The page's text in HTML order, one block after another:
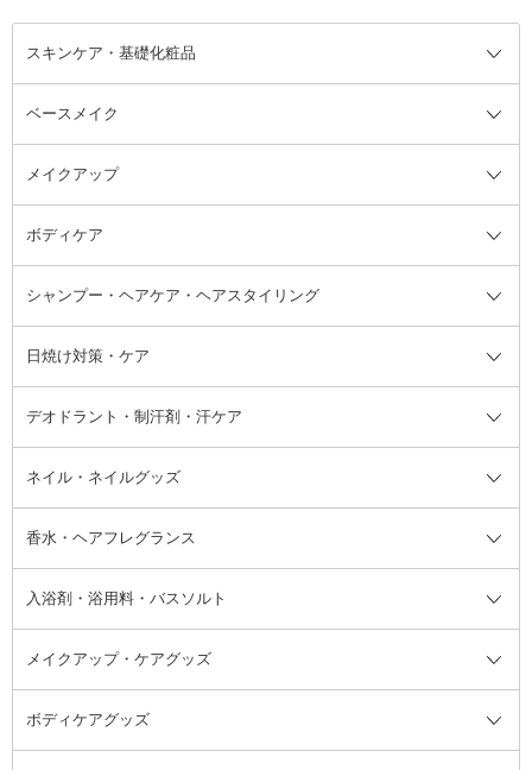
スキンケア・基礎化粧品
スキンケア・基礎化粧品全て
洗顔料
美容液
オールインワン化粧品 フェイスクリーム
フェイスオイル・バーム
ブースター・導入液
洗い流すパック・マスク
リップクリーム・リップケア
顔用マッサージ料
ベースメイク
ベースメイク全て
BBクリーム
コンシーラー ファンデーション
フェイスパウダー
メイクアップ
メイクアップ全て
まつげ美容液 つけまつげ
アイシャドウ
アイブロウ・眉マスカラ
チーク
ハイライト・シェーディング
ボディケア
ボディケア全て
ボディソープ・ハンドソープ・石
けん
ボディケア
レッグ・フットケア
バストケア
ネイルケア
脱毛・除毛ケア
シャンプー・ヘアケア・ヘアスタイリング
シャンプー・ヘアケア・ヘアスタ
イリング全て
洗い流さないトリートメント
ヘアスタイリング剤
頭皮ケア・育毛剤
その他シャンプー・ヘアケア・ヘ
アスタイリング
日焼け対策・ケア
日焼け対策・ケア全て
サンオイル・タンニング
その他日焼け対策・UVケア
デオドラント・制汗剤・汗ケア
デオドラント・制汗剤・汗ケア全
て
フット用デオドラント・制汗剤・
汗ケア
ネイル・ネイルグッズ
ネイル・ネイルグッズ全て
ジェルネイル
リムーバー・除光液
香水・ヘアフレグランス
香水・ヘアフレグランス全て
フレグランスミスト
その他香水・ヘアフレグランス
入浴剤・浴用料・バスソルト
入浴剤・浴用料・バスソルト全て
バスソルト
メイクアップ・ケアグッズ
メイクアップ・ケアグッズ全て
ボディケアグッズ